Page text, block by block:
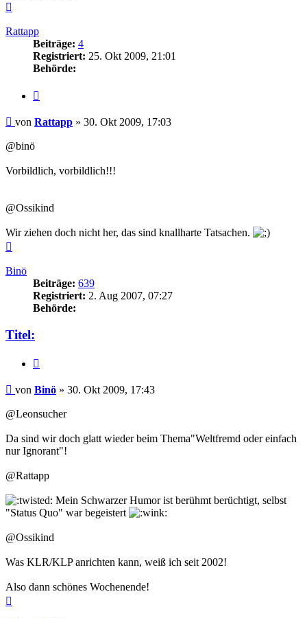
Rattapp
Beiträge: 4
Registriert: 25. Okt 2009, 21:01
Behörde:
Beitrag
von Rattapp » 30. Okt 2009, 17:03
@binö
Vorbildlich, vorbildlich!!!
@Ossikind
Wir ziehen doch nicht her, das sind knallharte Tatsachen.
Binö
Beiträge: 639
Registriert: 2. Aug 2007, 07:27
Behörde:
Titel:
Beitrag
von Binö » 30. Okt 2009, 17:43
@Leonsucher
Da sind wir doch glatt wieder beim Thema"Weltfremd oder einfach
nur Ignorant"!
@Rattapp
Mein Schwarzer Humor ist berühmt berüchtigt, selbst
"Status Quo" war begeistert
@Ossikind
Was KLR/KLP anrichten kann, weiß ich seit 2002!
Also dann schönes Wochenende!